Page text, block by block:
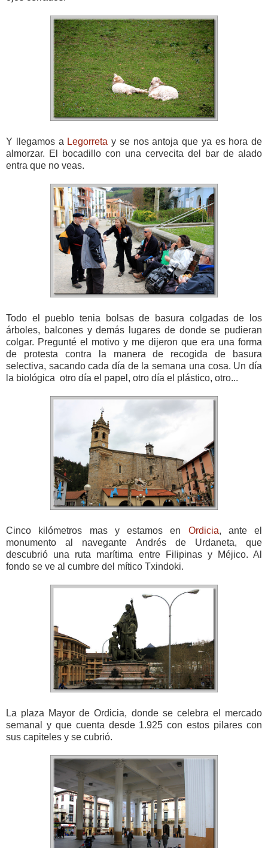
Y llegamos a Legorreta y se nos antoja que ya es hora de
almorzar. El bocadillo con una cervecita del bar de alado
entra que no veas.
Todo el pueblo tenia bolsas de basura colgadas de los
árboles, balcones y demás lugares de donde se pudieran
colgar. Pregunté el motivo y me dijeron que era una forma
de protesta contra la manera de recogida de basura
selectiva, sacando cada día de la semana una cosa. Un día
la biológica otro día el papel, otro día el plástico, otro...
Cinco kilómetros mas y estamos en Ordicia, ante el
monumento al navegante Andrés de Urdaneta, que
descubrió una ruta marítima entre Filipinas y Méjico. Al
fondo se ve al cumbre del mítico Txindoki.
La plaza Mayor de Ordicia, donde se celebra el mercado
semanal y que cuenta desde 1.925 con estos pilares con
sus capiteles y se cubrió.